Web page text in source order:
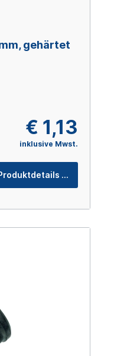
gehärtet
€ 1,13
inklusive Mwst.
Produktdetails